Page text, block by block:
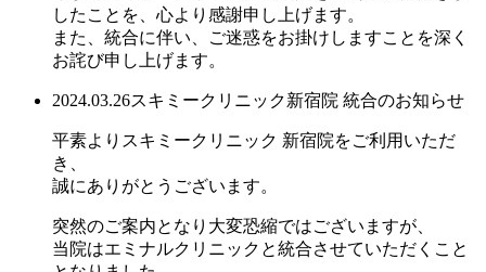
したことを、心より感謝申し上げます。
また、統合に伴い、ご迷惑をお掛けしますことを深く
お詫び申し上げます。
2024.03.26スキミークリニック新宿院 統合のお知らせ
平素よりスキミークリニック 新宿院をご利用いただ
き、
誠にありがとうございます。
突然のご案内となり大変恐縮ではございますが、
当院はエミナルクリニックと統合させていただくこと